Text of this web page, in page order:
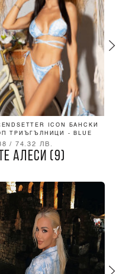
ICON БАНСКИ
ТРИЪГЪЛНИЦИ - BLUE
/ 74.32 ЛВ.
АЛЕСИ (9)